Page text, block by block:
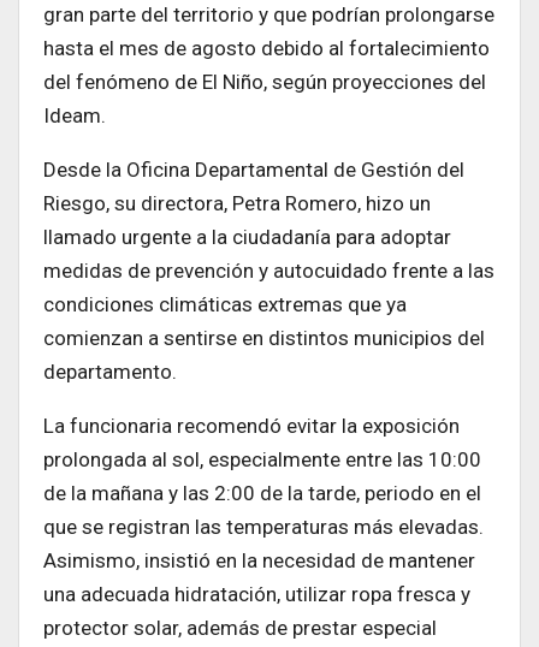
gran parte del territorio y que podrían prolongarse
hasta el mes de agosto debido al fortalecimiento
del fenómeno de El Niño, según proyecciones del
Ideam.
Desde la Oficina Departamental de Gestión del
Riesgo, su directora, Petra Romero, hizo un
llamado urgente a la ciudadanía para adoptar
medidas de prevención y autocuidado frente a las
condiciones climáticas extremas que ya
comienzan a sentirse en distintos municipios del
departamento.
La funcionaria recomendó evitar la exposición
prolongada al sol, especialmente entre las 10:00
de la mañana y las 2:00 de la tarde, periodo en el
que se registran las temperaturas más elevadas.
Asimismo, insistió en la necesidad de mantener
una adecuada hidratación, utilizar ropa fresca y
protector solar, además de prestar especial